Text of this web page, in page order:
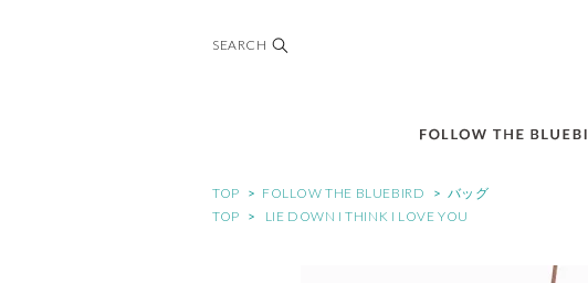
SEARCH
TOP > FOLLOW THE BLUEBIRD > バッグ
TOP > LIE DOWN I THINK I LOVE YOU